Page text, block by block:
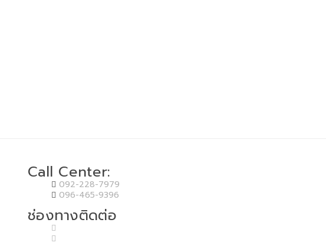
Call Center:
092-228-7979
096-465-9396
ช่องทางติดต่อ